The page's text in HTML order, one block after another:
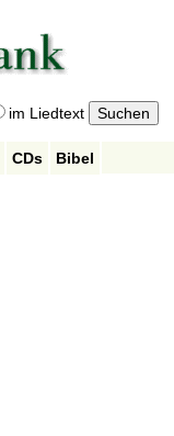
im Liedtext
CDs
Bibel